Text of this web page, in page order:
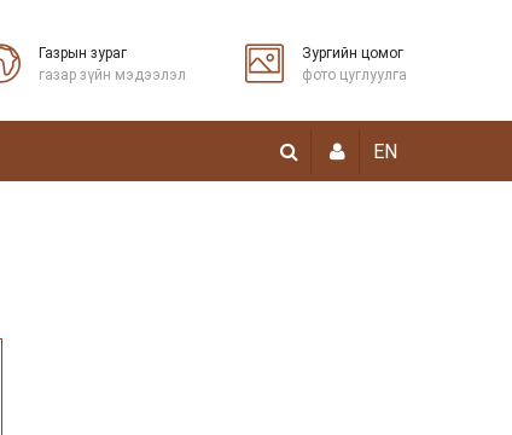
Газрын зураг
газар зүйн мэдээлэл
Зургийн цомог
фото цуглуулга
EN